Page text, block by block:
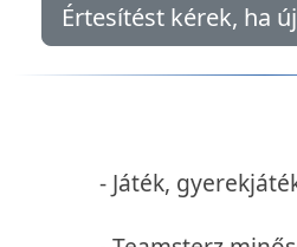
Értesítést kérek, ha
- Játék,